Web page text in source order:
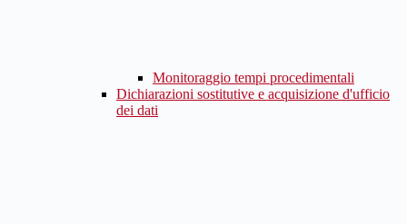
Monitoraggio tempi procedimentali
Dichiarazioni sostitutive e acquisizione d'ufficio
dei dati